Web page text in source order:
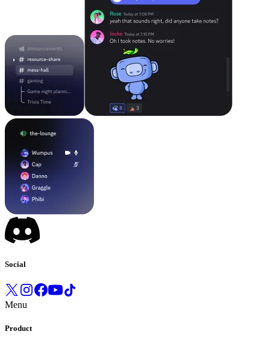
Social
Menu
Product